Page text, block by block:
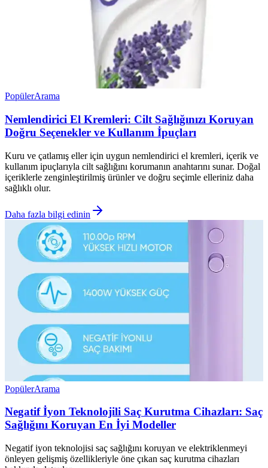
PopülerArama
Nemlendirici El Kremleri: Cilt Sağlığınızı Koruyan
Doğru Seçenekler ve Kullanım İpuçları
Kuru ve çatlamış eller için uygun nemlendirici el kremleri, içerik ve
kullanım ipuçlarıyla cilt sağlığını korumanın anahtarını sunar. Doğal
içeriklerle zenginleştirilmiş ürünler ve doğru seçimle elleriniz daha
sağlıklı olur.
Daha fazla bilgi edinin
PopülerArama
Negatif İyon Teknolojili Saç Kurutma Cihazları: Saç
Sağlığını Koruyan En İyi Modeller
Negatif iyon teknolojisi saç sağlığını koruyan ve elektriklenmeyi
önleyen gelişmiş özellikleriyle öne çıkan saç kurutma cihazları